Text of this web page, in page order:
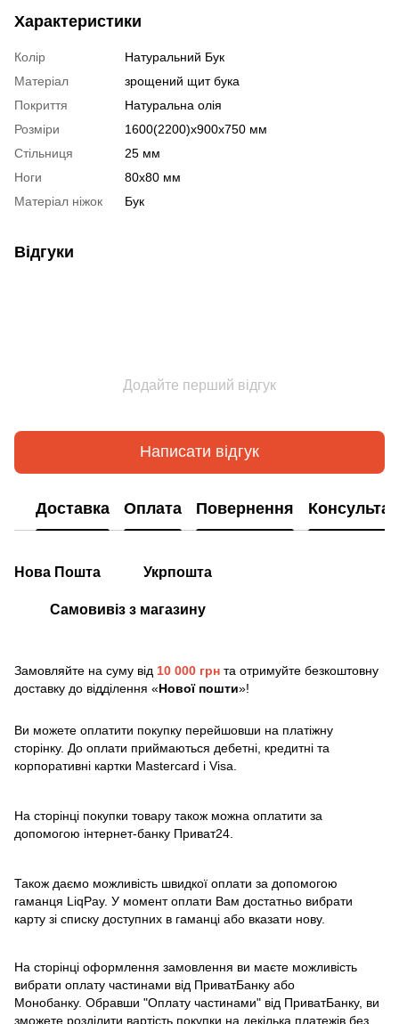
Характеристики
Колір
Натуральний Бук
Матеріал
зрощений щит бука
Покриття
Натуральна олія
Розміри
1600(2200)x900x750 мм
Стільниця
25 мм
Ноги
80x80 мм
Матеріал ніжок
Бук
Відгуки
Додайте перший відгук
Написати відгук
Доставка Оплата Повернення
Нова Пошта Укрпошта
Самовивіз з магазину
Замовляйте на суму від 10 000 грн та отримуйте безкоштовну
доставку до відділення «Нової пошти»!
Ви можете оплатити покупку перейшовши на платіжну
сторінку. До оплати приймаються дебетні, кредитні та
корпоративні картки Mastercard і Visa.
На сторінці покупки товару також можна оплатити за
допомогою інтернет-банку Приват24.
Також даємо можливість швидкої оплати за допомогою
гаманця LiqPay. У момент оплати Вам достатньо вибрати
карту зі списку доступних в гаманці або вказати нову.
На сторінці оформлення замовлення ви маєте можливість
вибрати оплату частинами від ПриватБанку або
Монобанку. Обравши "Оплату частинами" від ПриватБанку, ви
зможете розділити вартість покупки на декілька платежів без